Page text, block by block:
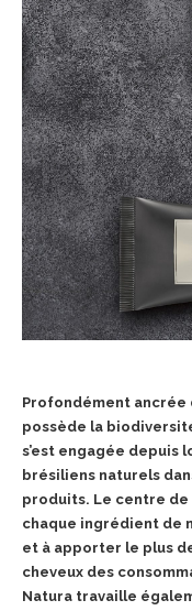
Profondément ancrée
possède la
s’est engagée depuis
brésiliens naturels
produits. Le centre
chaque ingrédient de
et à apporter le plus
cheveux des
Natura travaille